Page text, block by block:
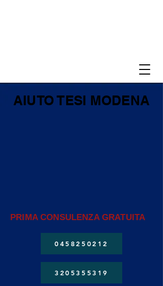
AIUTO TESI MODENA
PRIMA CONSULENZA GRATUITA
0458250212
3205355319